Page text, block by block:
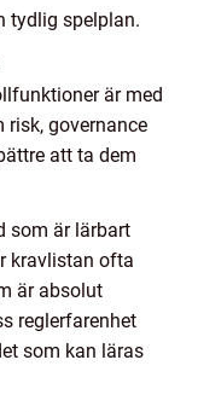
tydlig spelplan.
är med
risk, governance
att ta dem
som är lärbart
kravlistan ofta
är absolut
reglerfarenhet
som kan läras